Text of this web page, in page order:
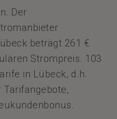
Der
beträgt 261 €
Strompreis. 103
in Lübeck, d.h.
Tarifangebote,